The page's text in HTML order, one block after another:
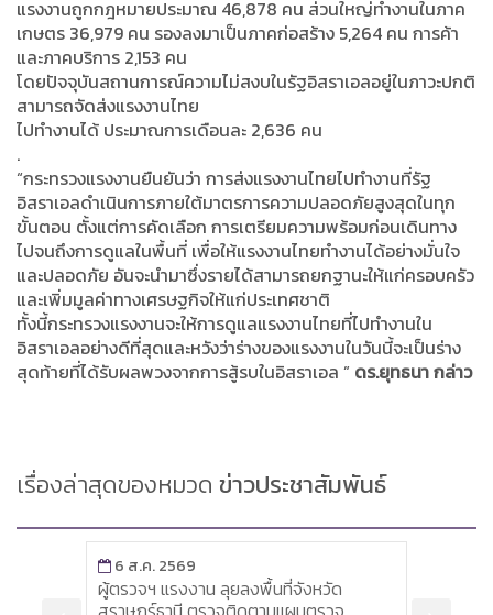
แรงงานถูกกฎหมายประมาณ 46,878 คน ส่วนใหญ่ทำงานในภาค
เกษตร 36,979 คน รองลงมาเป็นภาคก่อสร้าง 5,264 คน การค้า
และภาคบริการ 2,153 คน
โดยปัจจุบันสถานการณ์ความไม่สงบในรัฐอิสราเอลอยู่ในภาวะปกติ
สามารถจัดส่งแรงงานไทย
ไปทำงานได้ ประมาณการเดือนละ 2,636 คน
.
“กระทรวงแรงงานยืนยันว่า การส่งแรงงานไทยไปทำงานที่รัฐ
อิสราเอลดำเนินการภายใต้มาตรการความปลอดภัยสูงสุดในทุก
ขั้นตอน ตั้งแต่การคัดเลือก การเตรียมความพร้อมก่อนเดินทาง
ไปจนถึงการดูแลในพื้นที่ เพื่อให้แรงงานไทยทำงานได้อย่างมั่นใจ
และปลอดภัย อันจะนำมาซึ่งรายได้สามารถยกฐานะให้แก่ครอบครัว
และเพิ่มมูลค่าทางเศรษฐกิจให้แก่ประเทศชาติ
ทั้งนี้กระทรวงแรงงานจะให้การดูแลแรงงานไทยที่ไปทำงานใน
อิสราเอลอย่างดีที่สุดและหวังว่าร่างของแรงงานในวันนี้จะเป็นร่าง
สุดท้ายที่ได้รับผลพวงจากการสู้รบในอิสราเอล ” ดร.ยุทธนา กล่าว
เรื่องล่าสุดของหมวด ข่าวประชาสัมพันธ์
6 ส.ค. 2569
ผู้ตรวจฯ แรงงาน ลุยลงพื้นที่จังหวัด